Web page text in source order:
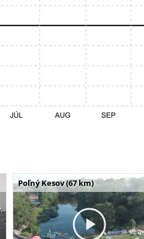
Poľný Kesov (67 km)